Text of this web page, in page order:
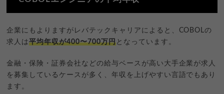
企業にもよりますがレバテックキャリアによると、COBOLの
求人は平均年収が400〜700万円となっています。
金融・保険・証券会社などの給与ベースが高い大手企業が求人
を募集しているケースが多く、年収を上げやすい言語でもあり
ます。